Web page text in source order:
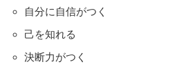
自分に自信がつく
己を知れる
決断力がつく